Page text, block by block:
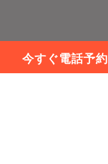
今すぐ電話予約